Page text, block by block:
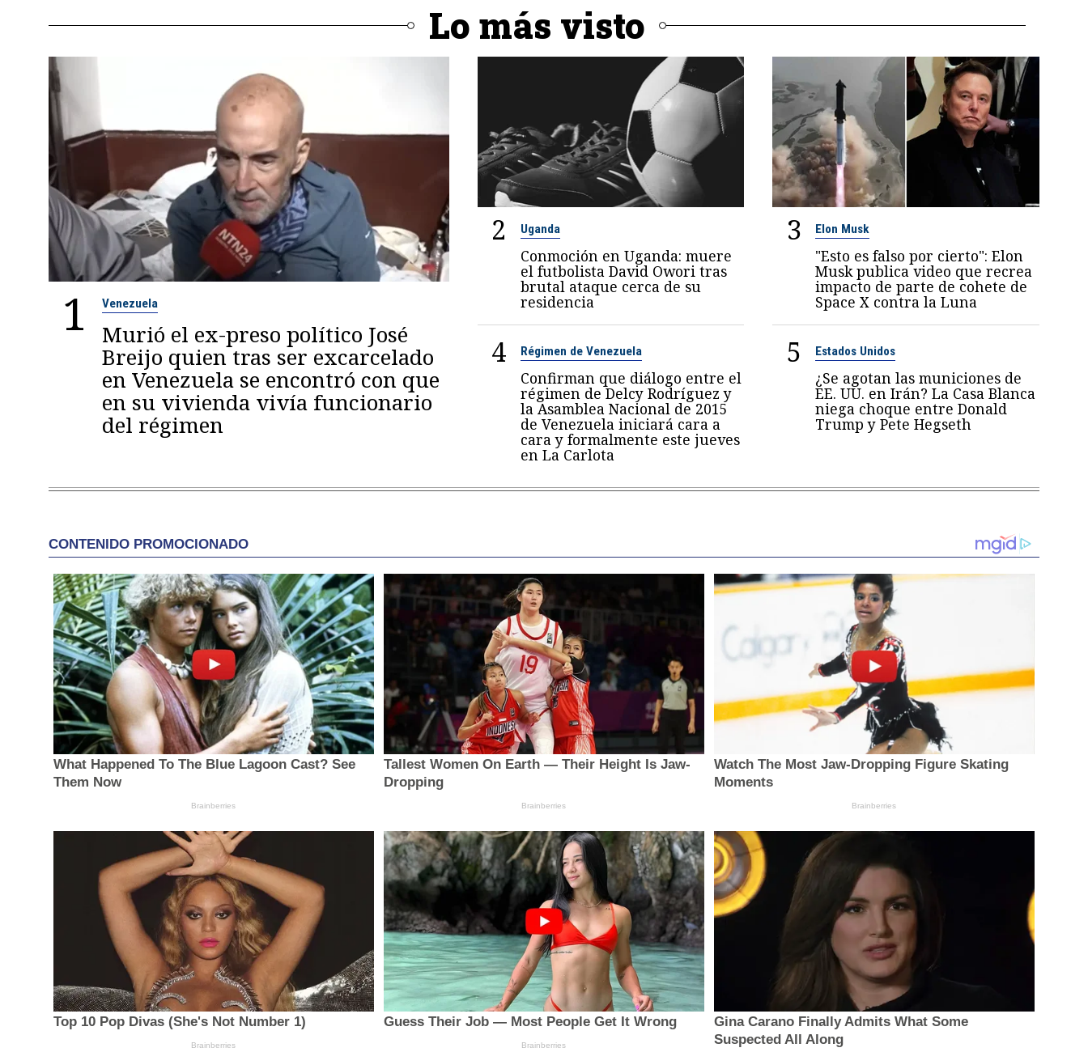
Lo más visto
1 Venezuela
Murió el ex-preso político José
Breijo quien tras ser excarcelado
en Venezuela se encontró con que
en su vivienda vivía funcionario
del régimen
2 Uganda
Conmoción en Uganda: muere
el futbolista David Owori tras
brutal ataque cerca de su
residencia
3 Elon Musk
"Esto es falso por cierto": Elon
Musk publica video que recrea
impacto de parte de cohete de
Space X contra la Luna
4 Régimen de Venezuela
Confirman que diálogo entre el
régimen de Delcy Rodríguez y
la Asamblea Nacional de 2015
de Venezuela iniciará cara a
cara y formalmente este jueves
en La Carlota
5 Estados Unidos
¿Se agotan las municiones de
EE. UU. en Irán? La Casa Blanca
niega choque entre Donald
Trump y Pete Hegseth